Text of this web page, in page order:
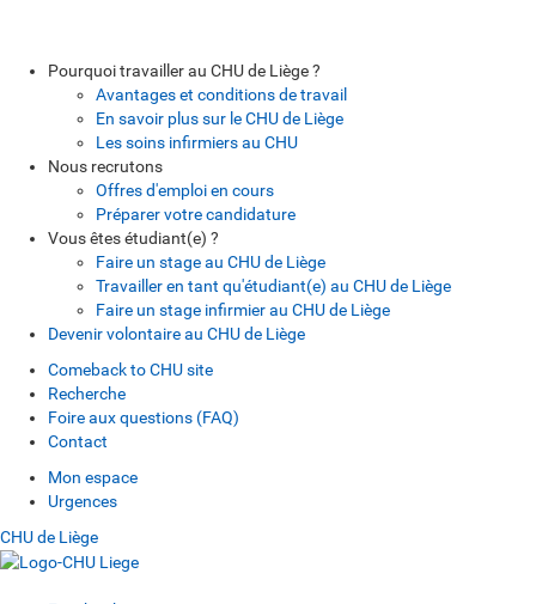
Pourquoi travailler au CHU de Liège ?
Avantages et conditions de travail
En savoir plus sur le CHU de Liège
Les soins infirmiers au CHU
Nous recrutons
Offres d'emploi en cours
Préparer votre candidature
Vous êtes étudiant(e) ?
Faire un stage au CHU de Liège
Travailler en tant qu'étudiant(e) au CHU de Liège
Faire un stage infirmier au CHU de Liège
Devenir volontaire au CHU de Liège
Comeback to CHU site
Recherche
Foire aux questions (FAQ)
Contact
Mon espace
Urgences
CHU de Liège